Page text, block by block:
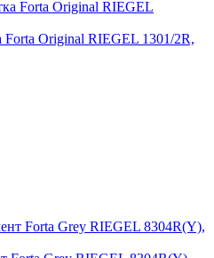
Forta Original RIEGEL 1301/2R,